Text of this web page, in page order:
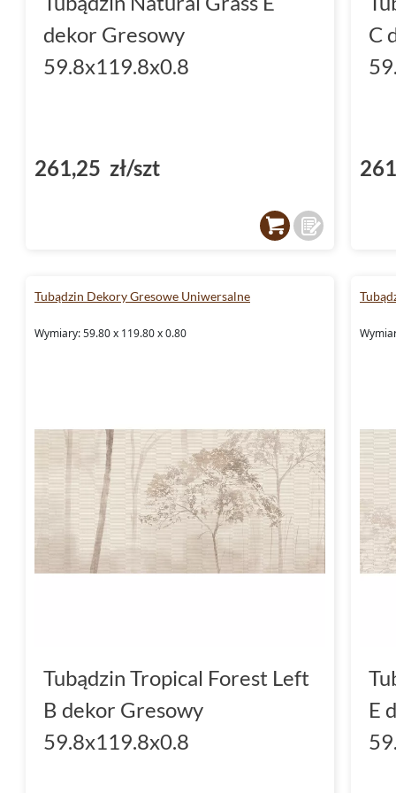
Płytki Tubądzin - perfekcja w
z kolekcji Dekory Gresowe
tych, którzy poszukują połączenia
każdego wnętrza. Wysoka jakość
dekor Gresowy
59.8x119.8x0.8
261,25 zł/szt
C
Tubądzin Dekory Gresowe Uniwersalne
Wymiary: 59.80 x 119.80 x 0.80
Tubądzin Tropical Forest Left
B dekor Gresowy
59.8x119.8x0.8
E